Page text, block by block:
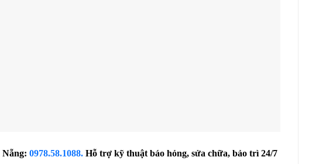
0978.58.1088. Hỗ trợ kỹ thuật báo hỏng, sửa chữa, bảo trì 24/7